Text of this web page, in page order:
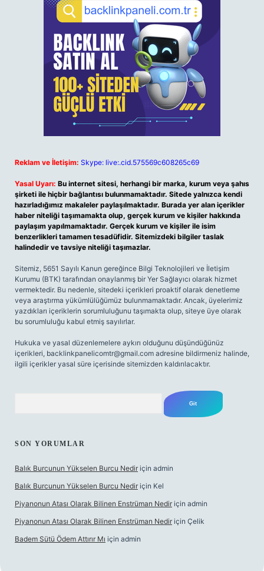
Reklam ve İletişim: Skype: live:.cid.575569c608265c69
Yasal Uyarı: Bu internet sitesi, herhangi bir marka, kurum veya şahıs
şirketi ile hiçbir bağlantısı bulunmamaktadır. Sitede yalnızca kendi
hazırladığımız makaleler paylaşılmaktadır. Burada yer alan içerikler
haber niteliği taşımamakta olup, gerçek kurum ve kişiler hakkında
paylaşım yapılmamaktadır. Gerçek kurum ve kişiler ile isim
benzerlikleri tamamen tesadüfidir. Sitemizdeki bilgiler taslak
halindedir ve tavsiye niteliği taşımazlar.
Sitemiz, 5651 Sayılı Kanun gereğince Bilgi Teknolojileri ve İletişim
Kurumu (BTK) tarafından onaylanmış bir Yer Sağlayıcı olarak hizmet
vermektedir. Bu nedenle, sitedeki içerikleri proaktif olarak denetleme
veya araştırma yükümlülüğümüz bulunmamaktadır. Ancak, üyelerimiz
yazdıkları içeriklerin sorumluluğunu taşımakta olup, siteye üye olarak
bu sorumluluğu kabul etmiş sayılırlar.
Hukuka ve yasal düzenlemelere aykırı olduğunu düşündüğünüz
içerikleri, backlinkpanelicomtr@gmail.com adresine bildirmeniz halinde,
ilgili içerikler yasal süre içerisinde sitemizden kaldırılacaktır.
SON YORUMLAR
Balık Burcunun Yükselen Burcu Nedir için admin
Balık Burcunun Yükselen Burcu Nedir için Kel
Piyanonun Atası Olarak Bilinen Enstrüman Nedir için admin
Piyanonun Atası Olarak Bilinen Enstrüman Nedir için Çelik
Badem Sütü Ödem Attırır Mı için admin